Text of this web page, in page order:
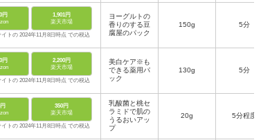
円
1,901円
楽天市場
トの 2024年11月8日時点 での税込
ヨーグルトの
香りのする豆
腐屋のパック
150g 5分
円
2,200円
楽天市場
トの 2024年11月8日時点 での税込
美白ケア※も
できる薬用パ
ック
130g 5分
350円
楽天市場
トの 2024年11月8日時点 での税込
乳酸菌と桃セ
ラミドで肌の
うるおいアッ
プ
20g 5分程度